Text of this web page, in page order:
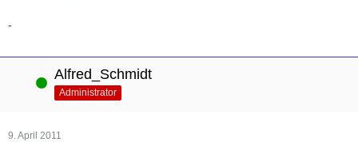
-
Online Alfred_Schmidt
Administrator
9. April 2011